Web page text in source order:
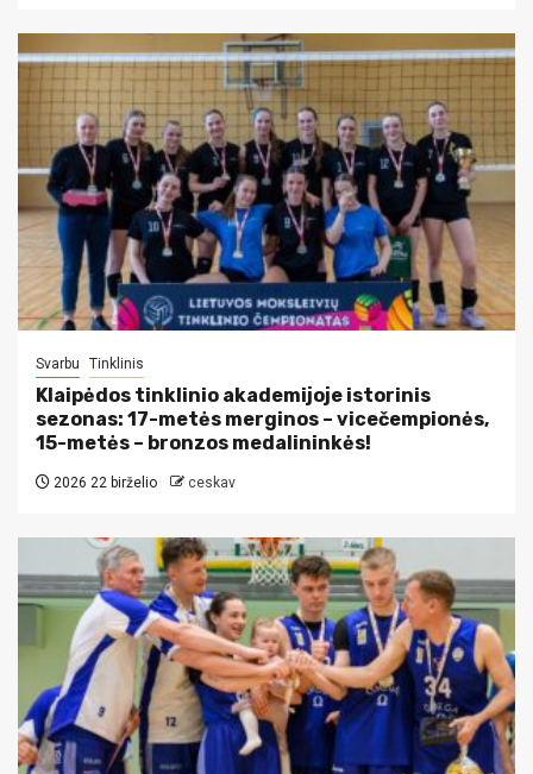
Svarbu Tinklinis
Klaipėdos tinklinio akademijoje istorinis
sezonas: 17-metės merginos – vicečempionės,
15-metės – bronzos medalininkės!
2026 22 birželio ceskav